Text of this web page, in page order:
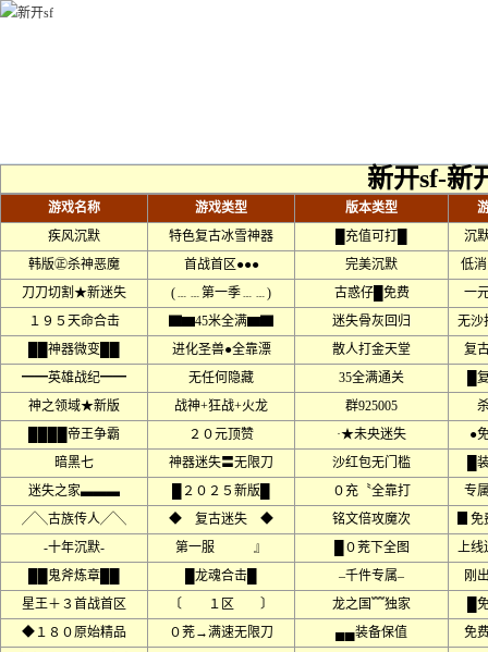
新开sf-新
游戏名称 游戏类型 版本类型
疾风沉默
特色复古冰雪神器 █充值可打█
沉
韩版㊣杀神恶魔
首战首区●●● 完美沉默
低
刀刀切割★新迷失
(﹍﹍第一季﹍﹍) 古惑仔█免费
一
１９５天命合击
▇▆45米全满▆▇ 迷失骨灰回归
无
██神器微变██
进化圣兽●全靠漂 散人打金天堂
复
━━英雄战纪━━
无任何隐藏 35全满通关
█
神之领域★新版
战神+狂战+火龙 群925005
████帝王争霸
２０元顶赞 ·★未央迷失
●
暗黑七
神器迷失〓无限刀 沙红包无门槛
█
迷失之家▃▃▃
█２０２５新版█ ０充〝全靠打
专
╱╲古族传人╱╲
◆ 复古迷失 ◆ 铭文倍攻魔次
▊
-十年沉默-
第一服 』 █０茺下全图
上线
██鬼斧炼章██
█龙魂合击█ –千件专属–
刚
星王＋３首战首区
〔 １区 〕 龙之国﹌独家
█
◆１８０原始精品
０茺→满速无限刀 ▄▄装备保值
免